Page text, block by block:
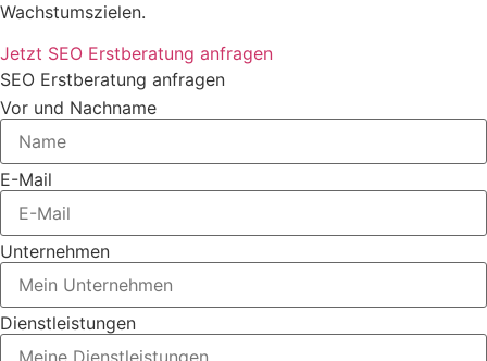
Wachstumszielen.
Jetzt SEO Erstberatung anfragen
SEO Erstberatung anfragen
Vor und Nachname
E-Mail
Unternehmen
Dienstleistungen